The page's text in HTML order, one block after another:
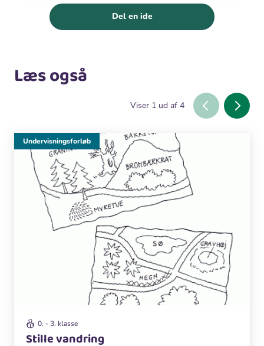
Del en ide
Læs også
Viser 1 ud af 4
0. - 3. klasse
Stille vandring
Undervisningsforløb